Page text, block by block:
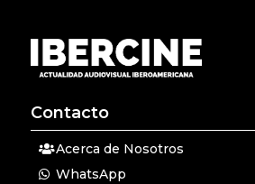
Contacto
Acerca de Nosotros
WhatsApp